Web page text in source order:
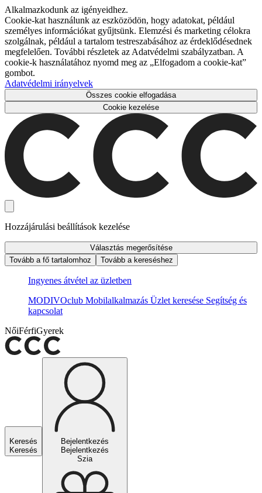
Alkalmazkodunk az igényeidhez.
Cookie-kat használunk az eszközödön, hogy adatokat, például
személyes információkat gyűjtsünk. Elemzési és marketing célokra
szolgálnak, például a tartalom testreszabásához az érdeklődésednek
megfelelően. További részletek az Adatvédelmi szabályzatban. A
cookie-k használatához nyomd meg az „Elfogadom a cookie-kat”
gombot.
Adatvédelmi irányelvek
Összes cookie elfogadása
Cookie kezelése
Hozzájárulási beállítások kezelése
Választás megerősítése
Tovább a fő tartalomhoz
Tovább a kereséshez
Ingyenes átvétel az üzletben
MODIVOclub Mobilalkalmazás Üzlet keresése Segítség és
kapcsolat
NőiFérfiGyerek
Keresés
Keresés
Bejelentkezés
Bejelentkezés
Szia